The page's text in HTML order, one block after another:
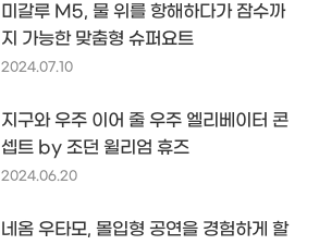
미갈루 M5, 물 위를 항해하다가 잠수까
지 가능한 맞춤형 슈퍼요트
2024.07.10
지구와 우주 이어 줄 우주 엘리베이터 콘
셉트 by 조던 윌리엄 휴즈
2024.06.20
네옴 우타모, 몰입형 공연을 경험하게 할